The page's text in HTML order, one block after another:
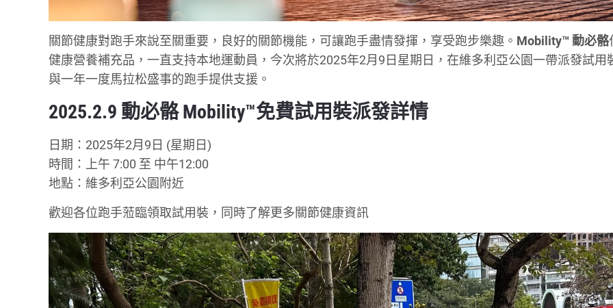
關節健康對跑手來說至關重要，良好的關節機能，可讓跑手盡情發揮，享受跑步樂趣。 Mobility™ 動必骼
健康營養補充品，一直支持本地運動員，今次將於2025年2月9日星期日，在維多利亞公園一帶派發試用
與一年一度馬拉松盛事的跑手提供支援。
2025.2.9 動必骼 Mobility™免費試用裝派發詳情
日期：2025年2月9日 (星期日)
時間：上午 7:00 至 中午12:00
地點：維多利亞公園附近
歡迎各位跑手蒞臨領取試用裝，同時了解更多關節健康資訊